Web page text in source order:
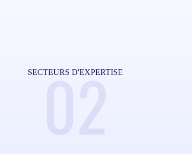
SECTEURS D'EXPERTISE
02